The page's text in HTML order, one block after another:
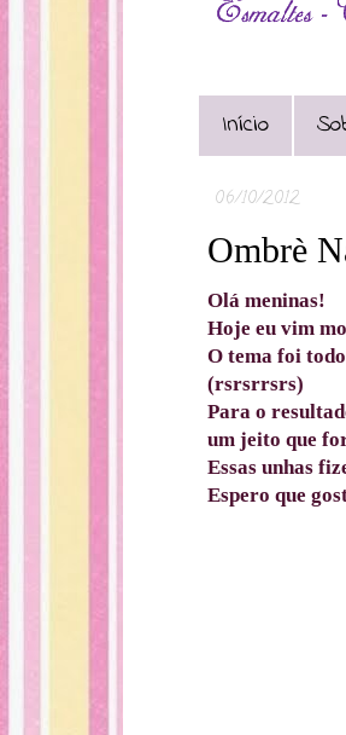
Início
06/10/2012
Ombrè
Olá meninas!
Hoje eu vim
O tema foi
(rsrsrrsrs)
Para o
um jeito que
Essas unhas
Espero que